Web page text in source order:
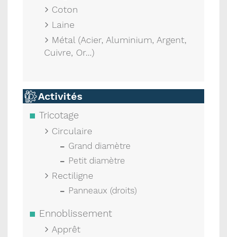
Coton
Laine
Métal (Acier, Aluminium, Argent,
Cuivre, Or...)
Activités
Tricotage
Circulaire
Grand diamètre
Petit diamètre
Rectiligne
Panneaux (droits)
Ennoblissement
Apprêt